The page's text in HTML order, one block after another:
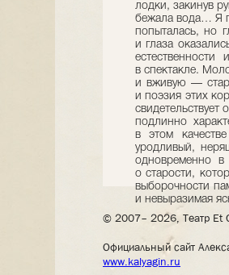
лодки, закинув
бежала вода… Я
попыталась, но
и глаза
в спектакле.
и вживую —
и поэзия этих
свидетельствует
подлинно
в этом
уродливый,
одновременно
о старости,
выборочности
и невыразимая
© 2007– 2026, Театр Et
Официальный сайт
www.kalyagin.ru